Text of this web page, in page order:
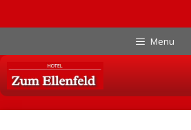
Inhalt
springen
Menu
Skip
content